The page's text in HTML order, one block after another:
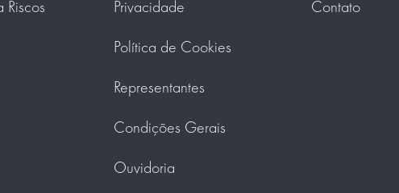
Riscos
Privacidade
Política de Cookies
Representantes
Condições Gerais
Ouvidoria
Contato